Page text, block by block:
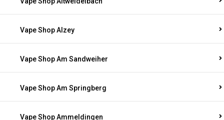
Vape Shop Alzey
Vape Shop Am Sandweiher
Vape Shop Am Springberg
Vape Shop Ammeldingen